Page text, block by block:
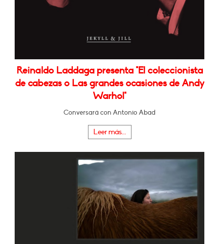
Reinaldo Laddaga presenta "El coleccionista
de cabezas o Las grandes ocasiones de Andy
Warhol"
Conversará con Antonio Abad
Leer más...